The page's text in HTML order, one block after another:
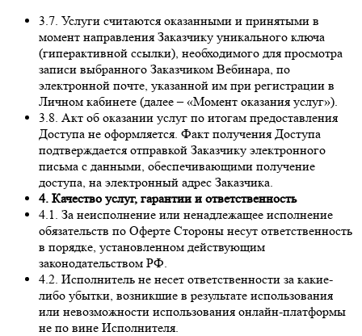
3.7. Услуги считаются оказанными и принятыми в
момент направления Заказчику уникального ключа
(гиперактивной ссылки), необходимого для просмотра
записи выбранного Заказчиком Вебинара, по
электронной почте, указанной им при регистрации в
Личном кабинете (далее – «Момент оказания услуг»).
3.8. Акт об оказании услуг по итогам предоставления
Доступа не оформляется. Факт получения Доступа
подтверждается отправкой Заказчику электронного
письма с данными, обеспечивающими получение
доступа, на электронный адрес Заказчика.
4. Качество услуг, гарантии и ответственность
4.1. За неисполнение или ненадлежащее исполнение
обязательств по Оферте Стороны несут ответственность
в порядке, установленном действующим
законодательством РФ.
4.2. Исполнитель не несет ответственности за какие-
либо убытки, возникшие в результате использования
или невозможности использования онлайн-платформы
не по вине Исполнителя.